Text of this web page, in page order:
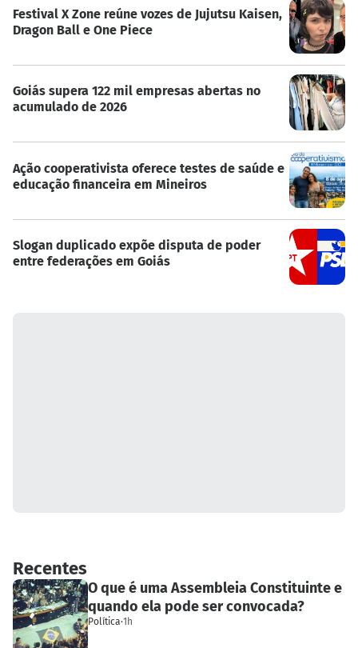
Festival X Zone reúne vozes de Jujutsu Kaisen,
Dragon Ball e One Piece
Goiás supera 122 mil empresas abertas no
acumulado de 2026
Ação cooperativista oferece testes de saúde e
educação financeira em Mineiros
Slogan duplicado expõe disputa de poder
entre federações em Goiás
Recentes
O que é uma Assembleia Constituinte e
quando ela pode ser convocada?
Política·1h